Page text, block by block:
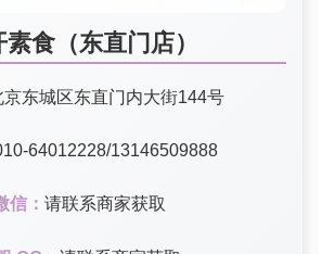
食（东直门店）
京东城区东直门内大街144号
64012228/13146509888
信： 请联系商家获取